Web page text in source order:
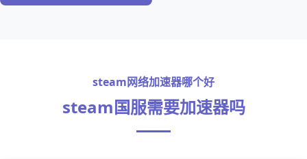
steam网络加速器哪个好
steam国服需要加速器吗